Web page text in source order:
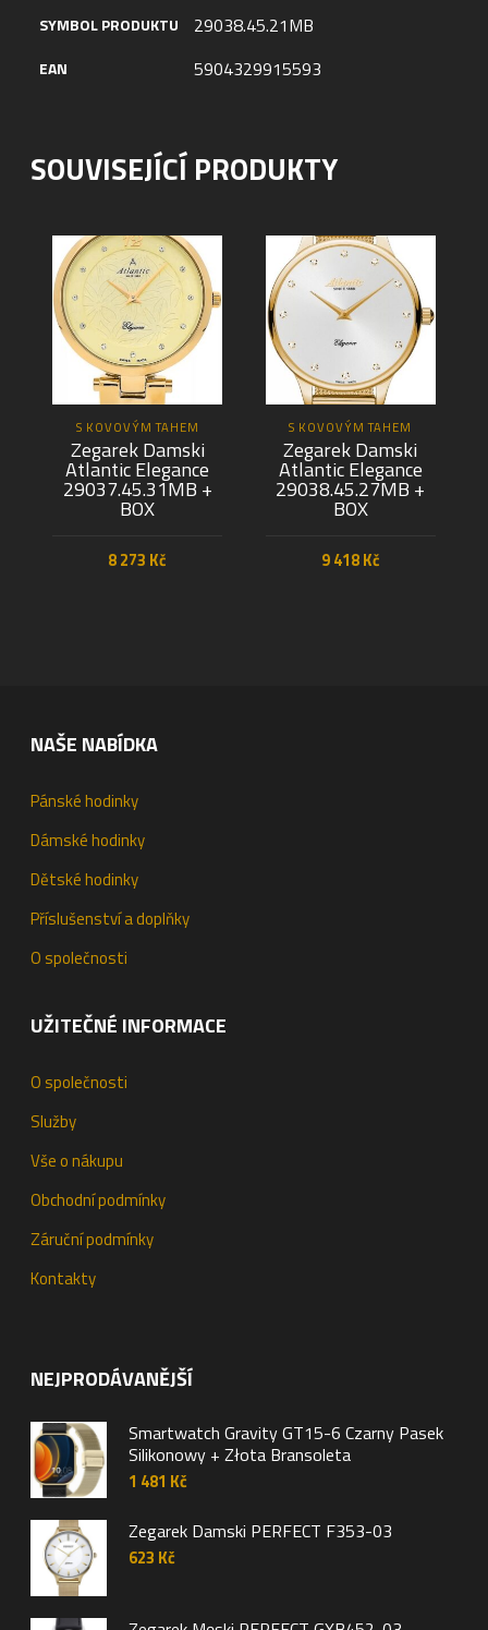
SYMBOL PRODUKTU 29038.45.21MB
EAN 5904329915593
SOUVISEJÍCÍ PRODUKTY
S KOVOVÝM TAHEM
Zegarek Damski
Atlantic Elegance
29037.45.31MB +
BOX
8 273 Kč
S KOVOVÝM TAHEM
Zegarek Damski
Atlantic Elegance
29038.45.27MB +
BOX
9 418Kč
NAŠE NABÍDKA
Pánské hodinky
Dámské hodinky
Dětské hodinky
Příslušenství a doplňky
O společnosti
UŽITEČNÉ INFORMACE
O společnosti
Služby
Vše o nákupu
Obchodní podmínky
Záruční podmínky
Kontakty
NEJPRODÁVANĚJŠÍ
Smartwatch Gravity GT15-6 Czarny Pasek
Silikonowy + Złota Bransoleta
1 481 Kč
Zegarek Damski PERFECT F353-03
623 Kč